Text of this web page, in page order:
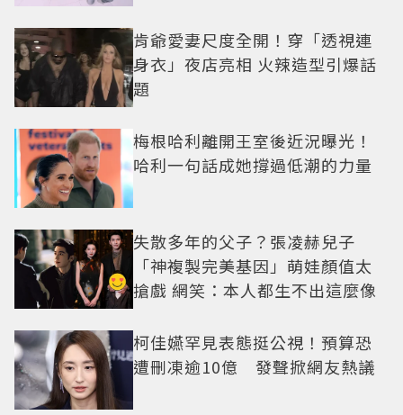
肯爺愛妻尺度全開！穿「透視連
身衣」夜店亮相 火辣造型引爆話
題
梅根哈利離開王室後近況曝光！
哈利一句話成她撐過低潮的力量
失散多年的父子？張凌赫兒子
「神複製完美基因」萌娃顏值太
搶戲 網笑：本人都生不出這麼像
柯佳嬿罕見表態挺公視！預算恐
遭刪凍逾10億 發聲掀網友熱議